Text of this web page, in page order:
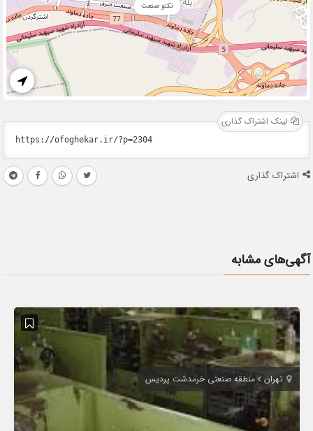
تکنو صنعت
لینک اشتراک گذاری
اشتراک گذاری
آگهی‌های مشابه
تهران منطقه صنعتی خرمدشت پردیس